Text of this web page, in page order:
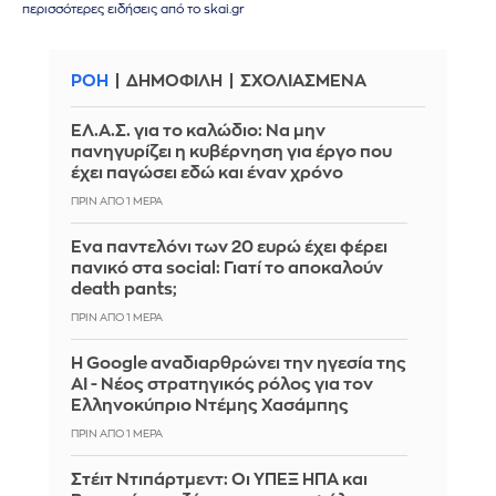
περισσότερες ειδήσεις από το skai.gr
ΡΟΗ ΔΗΜΟΦΙΛΗ ΣΧΟΛΙΑΣΜΕΝΑ
ΕΛ.Α.Σ. για το καλώδιο: Να μην
πανηγυρίζει η κυβέρνηση για έργο που
έχει παγώσει εδώ και έναν χρόνο
ΠΡΙΝ ΑΠΌ 1 ΜΈΡΑ
Ένα παντελόνι των 20 ευρώ έχει φέρει
πανικό στα social: Γιατί το αποκαλούν
death pants;
ΠΡΙΝ ΑΠΌ 1 ΜΈΡΑ
Η Google αναδιαρθρώνει την ηγεσία της
AI - Νέος στρατηγικός ρόλος για τον
Ελληνοκύπριο Ντέμης Χασάμπης
ΠΡΙΝ ΑΠΌ 1 ΜΈΡΑ
Στέιτ Ντιπάρτμεντ: Οι ΥΠΕΞ ΗΠΑ και